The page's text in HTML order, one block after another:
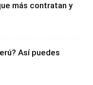
más contratan y
Así puedes